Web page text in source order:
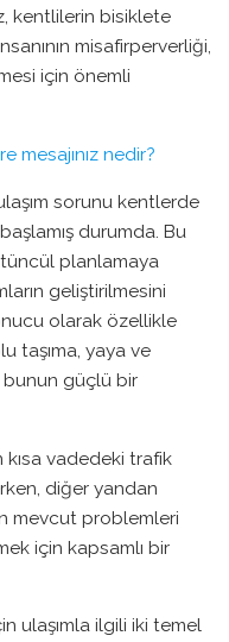
kentlilerin bisiklete
misafirperverliği,
için önemli
mesajınız nedir?
sorunu kentlerde
durumda. Bu
planlamaya
geliştirilmesini
olarak özellikle
taşıma, yaya ve
bunun güçlü bir
kısa vadedeki trafik
diğer yandan
mevcut problemleri
için kapsamlı bir
ulaşımla ilgili iki temel